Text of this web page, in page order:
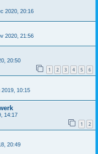
2020, 20:16
2020, 21:56
20:50
1 2 3 4 5 6
2019, 10:15
14:17
1 2
20:49